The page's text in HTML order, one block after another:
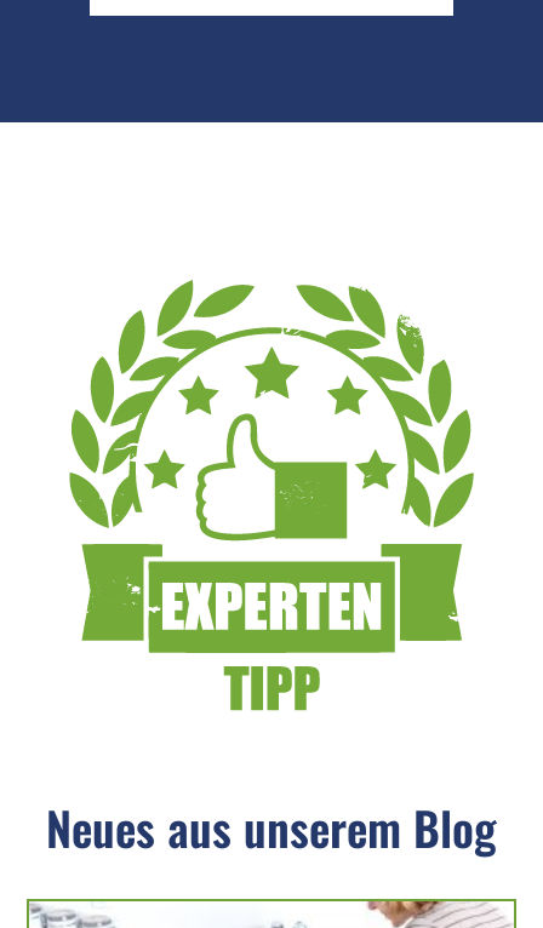
Neues aus unserem Blog